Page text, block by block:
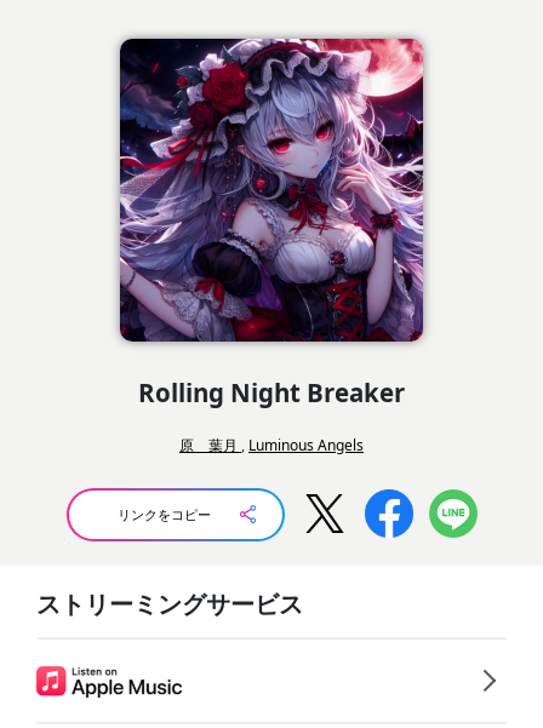
Rolling Night Breaker
原 葉月 , Luminous Angels
リンクをコピー
ストリーミングサービス